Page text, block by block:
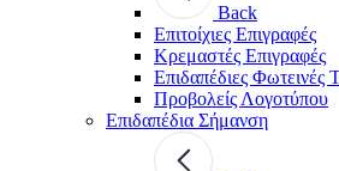
Back
Επιτοίχιες Επιγραφές
Κρεμαστές Επιγραφές
Επιδαπέδιες Φωτεινές
Προβολείς Λογοτύπου
Επιδαπέδια Σήμανση